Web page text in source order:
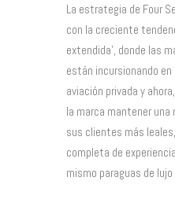
La estrategia de Four
con la creciente
extendida’, donde las
están incursionando en
aviación privada y
la marca mantener
sus clientes más
completa de
mismo paraguas de lujo